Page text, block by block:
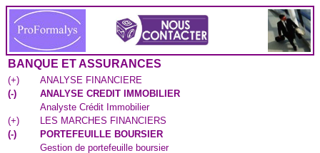
BANQUE ET ASSURANCES
(+)
ANALYSE FINANCIERE
(-)
ANALYSE CREDIT IMMOBILIER
Analyste Crédit Immobilier
(+)
LES MARCHES FINANCIERS
(-)
PORTEFEUILLE BOURSIER
Gestion de portefeuille boursier